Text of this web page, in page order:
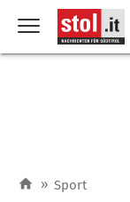
» Sport